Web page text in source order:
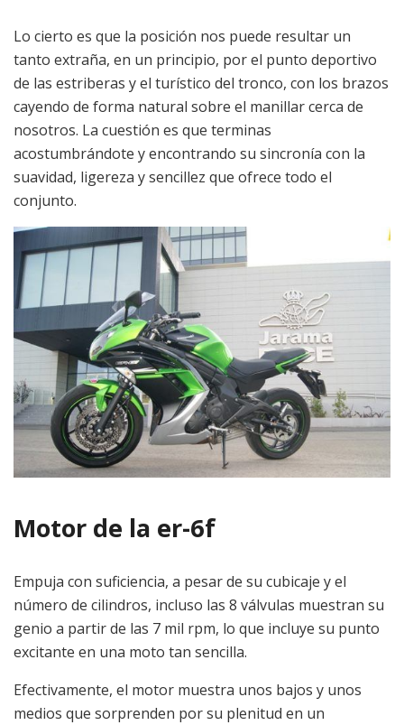
Lo cierto es que la posición nos puede resultar un
tanto extraña, en un principio, por el punto deportivo
de las estriberas y el turístico del tronco, con los brazos
cayendo de forma natural sobre el manillar cerca de
nosotros. La cuestión es que terminas
acostumbrándote y encontrando su sincronía con la
suavidad, ligereza y sencillez que ofrece todo el
conjunto.
Motor de la er-6f
Empuja con suficiencia, a pesar de su cubicaje y el
número de cilindros, incluso las 8 válvulas muestran su
genio a partir de las 7 mil rpm, lo que incluye su punto
excitante en una moto tan sencilla.
Efectivamente, el motor muestra unos bajos y unos
medios que sorprenden por su plenitud en un